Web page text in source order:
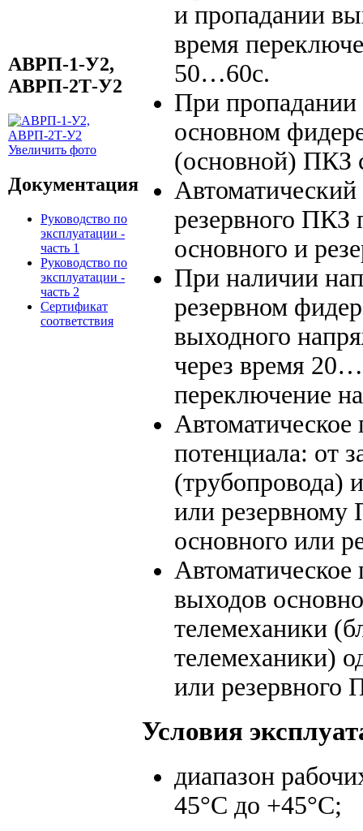
АВРП-1-У2,
АВРП-2Т-У2
Увеличить фото
Документация
Руководство по
эксплуатации -
часть 1
Руководство по
эксплуатации -
часть 2
Сертификат
соответствия
и пропадании
время
50…60с.
При пропадании
основном
(основной) ПКЗ
резервного ПКЗ
основного и
При наличии
резервном
выходного
через время
переключение
потенциала: от
(трубопровода)
или
основного или
выходов
телемеханики
телемеханики)
или
Условия
диапазон
45°С до +45°С;